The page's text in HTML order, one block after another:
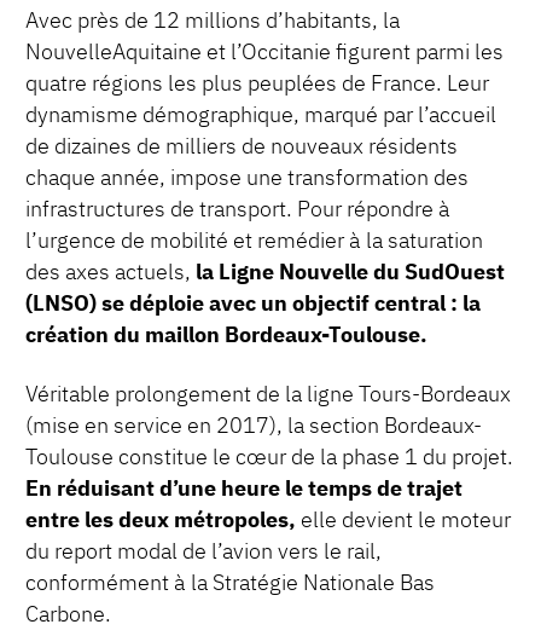
Avec près de 12 millions d’habitants, la
NouvelleAquitaine et l’Occitanie figurent parmi les
quatre régions les plus peuplées de France. Leur
dynamisme démographique, marqué par l’accueil
de dizaines de milliers de nouveaux résidents
chaque année, impose une transformation des
infrastructures de transport. Pour répondre à
l’urgence de mobilité et remédier à la saturation
des axes actuels, la Ligne Nouvelle du SudOuest
(LNSO) se déploie avec un objectif central : la
création du maillon Bordeaux-Toulouse.
Véritable prolongement de la ligne Tours-Bordeaux
(mise en service en 2017), la section Bordeaux-
Toulouse constitue le cœur de la phase 1 du projet.
En réduisant d’une heure le temps de trajet
entre les deux métropoles, elle devient le moteur
du report modal de l’avion vers le rail,
conformément à la Stratégie Nationale Bas
Carbone.